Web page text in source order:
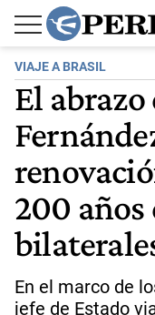
VIAJE A BRASIL
El
200 años
En el marco de
jefe de Estado